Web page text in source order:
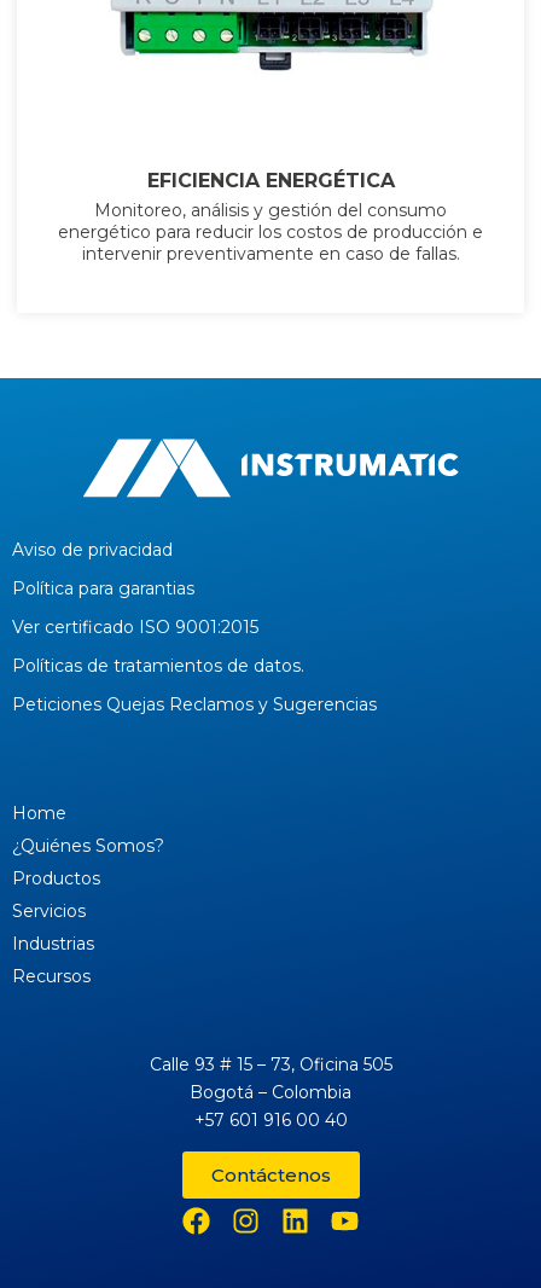
EFICIENCIA ENERGÉTICA
Monitoreo, análisis y gestión del consumo
energético para reducir los costos de producción e
intervenir preventivamente en caso de fallas.
Aviso de privacidad
Política para garantias
Ver certificado ISO 9001:2015
Políticas de tratamientos de datos.
Peticiones Quejas Reclamos y Sugerencias
Home
¿Quiénes Somos?
Productos
Servicios
Industrias
Recursos
Calle 93 # 15 – 73, Oficina 505
Bogotá – Colombia
+57 601 916 00 40
Contáctenos